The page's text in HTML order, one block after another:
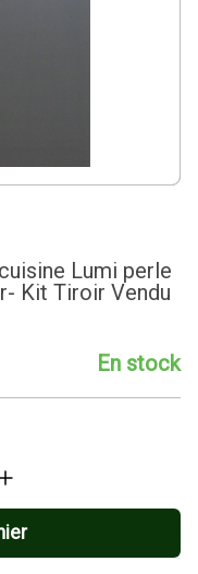
Lumi perle
Kit Tiroir Vendu
En stock